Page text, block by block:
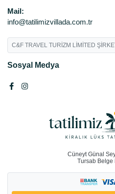
Mail:
info@tatilimizvillada.com.tr
C&F TRAVEL TURİZM LİMİTED
Sosyal Medya
Cüneyt Günal
Tursab Belge